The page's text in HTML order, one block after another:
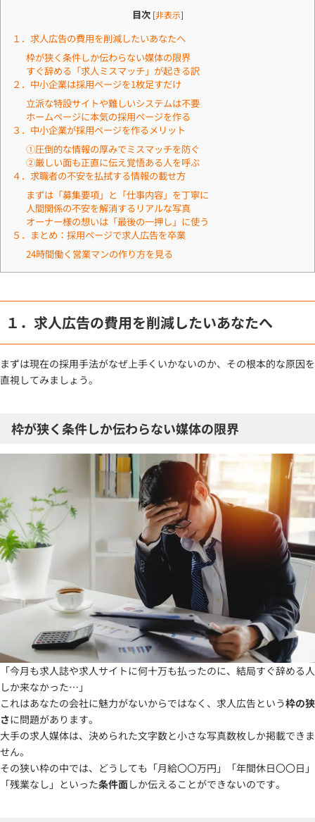
目次 [非表示]
１．求人広告の費用を削減したいあなたへ
枠が狭く条件しか伝わらない媒体の限界
すぐ辞める「求人ミスマッチ」が起きる訳
２．中小企業は採用ページを1枚足すだけ
立派な特設サイトや難しいシステムは不要
ホームページに本気の採用ページを作る
３．中小企業が採用ページを作るメリット
①圧倒的な情報の厚みでミスマッチを防ぐ
②厳しい面も正直に伝え覚悟ある人を呼ぶ
４．求職者の不安を払拭する情報の載せ方
まずは「募集要項」と「仕事内容」を丁寧に
人間関係の不安を解消するリアルな写真
オーナー様の想いは「最後の一押し」に使う
５．まとめ：採用ページで求人広告を卒業
24時間働く営業マンの作り方を見る
１．求人広告の費用を削減したいあなたへ
まずは現在の採用手法がなぜ上手くいかないのか、その根本的な原因を
直視してみましょう。
枠が狭く条件しか伝わらない媒体の限界
「今月も求人誌や求人サイトに何十万も払ったのに、結局すぐ辞める人
しか来なかった…」
これはあなたの会社に魅力がないからではなく、求人広告という枠の狭
さに問題があります。
大手の求人媒体は、決められた文字数と小さな写真数枚しか掲載できま
せん。
その狭い枠の中では、どうしても「月給〇〇万円」「年間休日〇〇日」
「残業なし」といった条件面しか伝えることができないのです。